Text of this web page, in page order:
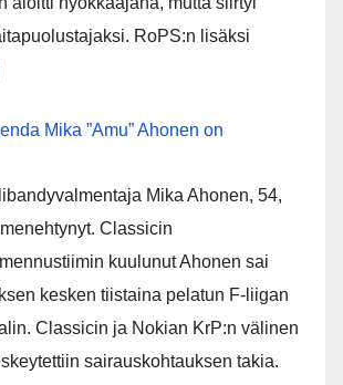
RoPS:n lisäksi
Mika ”Amu” Ahonen on
Mika Ahonen, 54,
Classicin
kuulunut Ahonen sai
kesken tiistaina pelatun F-liigan
Classicin ja Nokian KrP:n välinen
sairauskohtauksen takia.